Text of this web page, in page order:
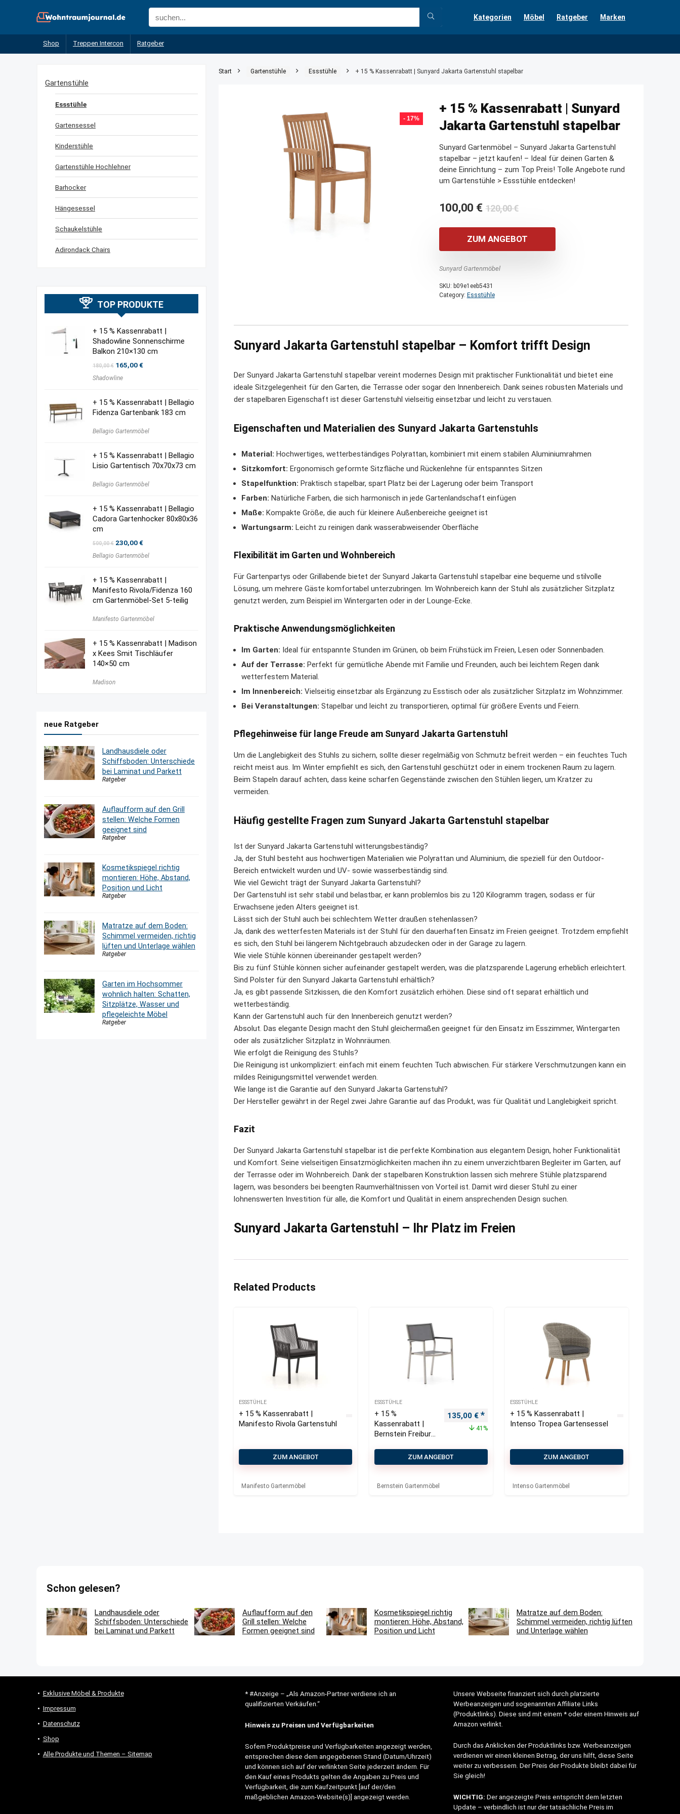
Kategorien Möbel Ratgeber Marken
Shop Treppen Intercon Ratgeber
Start Gartenstühle Essstühle + 15 % Kassenrabatt | Sunyard Jakarta Gartenstuhl stapelbar
- 17%
+ 15 % Kassenrabatt | Sunyard
Jakarta Gartenstuhl stapelbar
Sunyard Gartenmöbel – Sunyard Jakarta Gartenstuhl
stapelbar – jetzt kaufen! – Ideal für deinen Garten &
deine Einrichtung – zum Top Preis! Tolle Angebote rund
um Gartenstühle > Essstühle entdecken!
120,00€Ursprünglicher
war:
120,00 €
100,00 €
Aktueller
ist:
100,00 €.
ZUM ANGEBOT
Sunyard Gartenmöbel
SKU: b09e1eeb5431
Category: Essstühle
Sunyard Jakarta Gartenstuhl stapelbar – Komfort trifft Design
Der Sunyard Jakarta Gartenstuhl stapelbar vereint modernes Design mit praktischer Funktionalität und bietet eine
ideale Sitzgelegenheit für den Garten, die Terrasse oder sogar den Innenbereich. Dank seines robusten Materials und
der stapelbaren Eigenschaft ist dieser Gartenstuhl vielseitig einsetzbar und leicht zu verstauen.
Eigenschaften und Materialien des Sunyard Jakarta Gartenstuhls
Material: Hochwertiges, wetterbeständiges Polyrattan, kombiniert mit einem stabilen Aluminiumrahmen
Sitzkomfort: Ergonomisch geformte Sitzfläche und Rückenlehne für entspanntes Sitzen
Stapelfunktion: Praktisch stapelbar, spart Platz bei der Lagerung oder beim Transport
Farben: Natürliche Farben, die sich harmonisch in jede Gartenlandschaft einfügen
Maße: Kompakte Größe, die auch für kleinere Außenbereiche geeignet ist
Wartungsarm: Leicht zu reinigen dank wasserabweisender Oberfläche
Flexibilität im Garten und Wohnbereich
Für Gartenpartys oder Grillabende bietet der Sunyard Jakarta Gartenstuhl stapelbar eine bequeme und stilvolle
Lösung, um mehrere Gäste komfortabel unterzubringen. Im Wohnbereich kann der Stuhl als zusätzlicher Sitzplatz
genutzt werden, zum Beispiel im Wintergarten oder in der Lounge-Ecke.
Praktische Anwendungsmöglichkeiten
Im Garten: Ideal für entspannte Stunden im Grünen, ob beim Frühstück im Freien, Lesen oder Sonnenbaden.
Auf der Terrasse: Perfekt für gemütliche Abende mit Familie und Freunden, auch bei leichtem Regen dank
wetterfestem Material.
Im Innenbereich: Vielseitig einsetzbar als Ergänzung zu Esstisch oder als zusätzlicher Sitzplatz im Wohnzimmer.
Bei Veranstaltungen: Stapelbar und leicht zu transportieren, optimal für größere Events und Feiern.
Pflegehinweise für lange Freude am Sunyard Jakarta Gartenstuhl
Um die Langlebigkeit des Stuhls zu sichern, sollte dieser regelmäßig von Schmutz befreit werden – ein feuchtes Tuch
reicht meist aus. Im Winter empfiehlt es sich, den Gartenstuhl geschützt oder in einem trockenen Raum zu lagern.
Beim Stapeln darauf achten, dass keine scharfen Gegenstände zwischen den Stühlen liegen, um Kratzer zu
vermeiden.
Häufig gestellte Fragen zum Sunyard Jakarta Gartenstuhl stapelbar
Ist der Sunyard Jakarta Gartenstuhl witterungsbeständig?
Ja, der Stuhl besteht aus hochwertigen Materialien wie Polyrattan und Aluminium, die speziell für den Outdoor-
Bereich entwickelt wurden und UV- sowie wasserbeständig sind.
Wie viel Gewicht trägt der Sunyard Jakarta Gartenstuhl?
Der Gartenstuhl ist sehr stabil und belastbar, er kann problemlos bis zu 120 Kilogramm tragen, sodass er für
Erwachsene jeden Alters geeignet ist.
Lässt sich der Stuhl auch bei schlechtem Wetter draußen stehenlassen?
Ja, dank des wetterfesten Materials ist der Stuhl für den dauerhaften Einsatz im Freien geeignet. Trotzdem empfiehlt
es sich, den Stuhl bei längerem Nichtgebrauch abzudecken oder in der Garage zu lagern.
Wie viele Stühle können übereinander gestapelt werden?
Bis zu fünf Stühle können sicher aufeinander gestapelt werden, was die platzsparende Lagerung erheblich erleichtert.
Sind Polster für den Sunyard Jakarta Gartenstuhl erhältlich?
Ja, es gibt passende Sitzkissen, die den Komfort zusätzlich erhöhen. Diese sind oft separat erhältlich und
wetterbeständig.
Kann der Gartenstuhl auch für den Innenbereich genutzt werden?
Absolut. Das elegante Design macht den Stuhl gleichermaßen geeignet für den Einsatz im Esszimmer, Wintergarten
oder als zusätzlicher Sitzplatz in Wohnräumen.
Wie erfolgt die Reinigung des Stuhls?
Die Reinigung ist unkompliziert: einfach mit einem feuchten Tuch abwischen. Für stärkere Verschmutzungen kann ein
mildes Reinigungsmittel verwendet werden.
Wie lange ist die Garantie auf den Sunyard Jakarta Gartenstuhl?
Der Hersteller gewährt in der Regel zwei Jahre Garantie auf das Produkt, was für Qualität und Langlebigkeit spricht.
Fazit
Der Sunyard Jakarta Gartenstuhl stapelbar ist die perfekte Kombination aus elegantem Design, hoher Funktionalität
und Komfort. Seine vielseitigen Einsatzmöglichkeiten machen ihn zu einem unverzichtbaren Begleiter im Garten, auf
der Terrasse oder im Wohnbereich. Dank der stapelbaren Konstruktion lassen sich mehrere Stühle platzsparend
lagern, was besonders bei beengten Raumverhältnissen von Vorteil ist. Damit wird dieser Stuhl zu einer
lohnenswerten Investition für alle, die Komfort und Qualität in einem ansprechenden Design suchen.
Sunyard Jakarta Gartenstuhl – Ihr Platz im Freien
Related Products
ESSSTÜHLE
+ 15 % Kassenrabatt |
Manifesto Rivola Gartenstuhl
ZUM ANGEBOT
Manifesto Gartenmöbel
ESSSTÜHLE
+ 15 %
Kassenrabatt |
Bernstein Freiburg
Ursprünglicher Preis war: 230,00 €
135,00 € Aktueller Preis ist: 135,00 €.
41%
ZUM ANGEBOT
Bernstein Gartenmöbel
ESSSTÜHLE
+ 15 % Kassenrabatt |
Intenso Tropea Gartensessel
ZUM ANGEBOT
Intenso Gartenmöbel
Gartenstühle
Essstühle
Gartensessel
Kinderstühle
Gartenstühle Hochlehner
Barhocker
Hängesessel
Schaukelstühle
Adirondack Chairs
TOP PRODUKTE
+ 15 % Kassenrabatt |
Shadowline Sonnenschirme
Balkon 210×130 cm
180,00€ Ursprünglicher
war:
165,00€Aktueller
Shadowline
+ 15 % Kassenrabatt | Bellagio
Fidenza Gartenbank 183 cm
Bellagio Gartenmöbel
+ 15 % Kassenrabatt | Bellagio
Lisio Gartentisch 70x70x73 cm
Bellagio Gartenmöbel
+ 15 % Kassenrabatt | Bellagio
Cadora Gartenhocker 80x80x36
cm
500,00€ Ursprünglicher
war:
230,00€Aktueller
ist:
Bellagio Gartenmöbel
+ 15 % Kassenrabatt |
Manifesto Rivola/Fidenza 160
cm Gartenmöbel-Set 5-teilig
Manifesto Gartenmöbel
+ 15 % Kassenrabatt | Madison
x Kees Smit Tischläufer
140×50 cm
Madison
neue Ratgeber
Landhausdiele oder
Schiffsboden: Unterschiede
bei Laminat und Parkett
Ratgeber
Auflaufform auf den Grill
stellen: Welche Formen
geeignet sind
Ratgeber
Kosmetikspiegel richtig
montieren: Höhe, Abstand,
Position und Licht
Ratgeber
Matratze auf dem Boden:
Schimmel vermeiden, richtig
lüften und Unterlage wählen
Ratgeber
Garten im Hochsommer
wohnlich halten: Schatten,
Sitzplätze, Wasser und
pflegeleichte Möbel
Ratgeber
Schon gelesen?
Landhausdiele oder
Schiffsboden: Unterschiede
bei Laminat und Parkett
Auflaufform auf den
Grill stellen: Welche
Formen geeignet sind
Kosmetikspiegel richtig
montieren: Höhe, Abstand,
Position und Licht
Matratze auf dem Boden:
Schimmel vermeiden, richtig lüften
und Unterlage wählen
Exklusive Möbel & Produkte
Impressum
Datenschutz
Shop
Alle Produkte und Themen – Sitemap
* #Anzeige – „Als Amazon-Partner verdiene ich an
qualifizierten Verkäufen.“
Hinweis zu Preisen und Verfügbarkeiten
Sofern Produktpreise und Verfügbarkeiten angezeigt werden,
entsprechen diese dem angegebenen Stand (Datum/Uhrzeit)
und können sich auf der verlinkten Seite jederzeit ändern. Für
den Kauf eines Produkts gelten die Angaben zu Preis und
Verfügbarkeit, die zum Kaufzeitpunkt [auf der/den
maßgeblichen Amazon-Website(s)] angezeigt werden.
Unsere Webseite finanziert sich durch platzierte
Werbeanzeigen und sogenannten Affiliate Links
(Produktlinks). Diese sind mit einem * oder einem Hinweis auf
Amazon verlinkt.
Durch das Anklicken der Produktlinks bzw. Werbeanzeigen
verdienen wir einen kleinen Betrag, der uns hilft, diese Seite
weiter zu verbessern. Der Preis der Produkte bleibt dabei für
Sie gleich!
WICHTIG: Der angezeigte Preis entspricht dem letzten
Update – verbindlich ist nur der tatsächliche Preis im